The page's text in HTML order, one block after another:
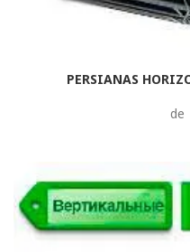
PERSIANAS
de